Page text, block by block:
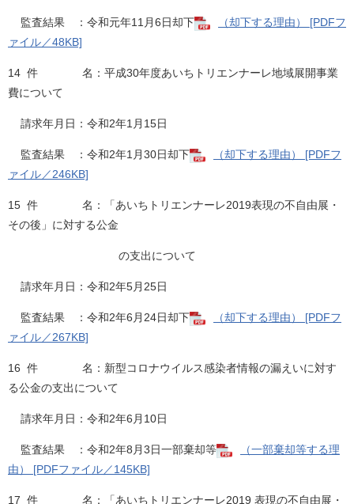
監査結果 ：令和元年11月6日却下
（却下する理由） [PDFフ
ァイル／48KB]
14 件 名：平成30年度あいちトリエンナーレ地域展開事業
費について
請求年月日：令和2年1月15日
監査結果 ：令和2年1月30日却下
（却下する理由） [PDFフ
ァイル／246KB]
15 件 名：「あいちトリエンナーレ2019表現の不自由展・
その後」に対する公金
の支出について
請求年月日：令和2年5月25日
監査結果 ：令和2年6月24日却下
（却下する理由） [PDFフ
ァイル／267KB]
16 件 名：新型コロナウイルス感染者情報の漏えいに対す
る公金の支出について
請求年月日：令和2年6月10日
監査結果 ：令和2年8月3日一部棄却等
（一部棄却等する理
由） [PDFファイル／145KB]
17 件 名：「あいちトリエンナーレ2019 表現の不自由展・